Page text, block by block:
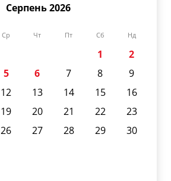
Серпень 2026
Ср Чт Пт Сб Нд
1
2
5 6 7 8
9
12 13 14 15
16
19 20 21 22
23
26 27 28 29
30